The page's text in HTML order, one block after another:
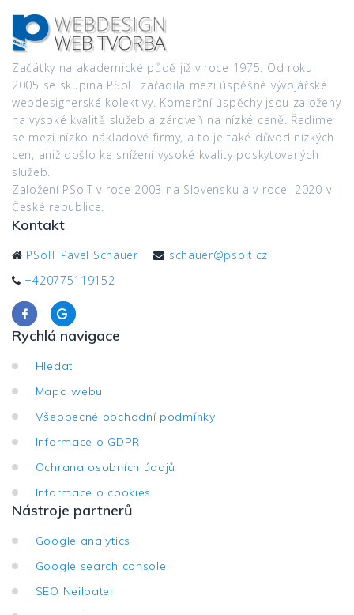
Začátky na akademické půdě již v roce 1975. Od roku
2005 se skupina PSoIT zařadila mezi úspěšné vývojářské
webdesignerské kolektivy. Komerční úspěchy jsou založeny
na vysoké kvalitě služeb a zároveň na nízké ceně. Řadíme
se mezi nízko nákladové firmy, a to je také důvod nízkých
cen, aniž došlo ke snížení vysoké kvality poskytovaných
služeb.
Založení PSoIT v roce 2003 na Slovensku a v roce 2020 v
České republice.
Kontakt
PSoIT Pavel Schauer
schauer@psoit.cz
+420775119152
Rychlá navigace
Hledat
Mapa webu
Všeobecné obchodní podmínky
Informace o GDPR
Ochrana osobních údajů
Informace o cookies
Nástroje partnerů
Google analytics
Google search console
SEO Neilpatel